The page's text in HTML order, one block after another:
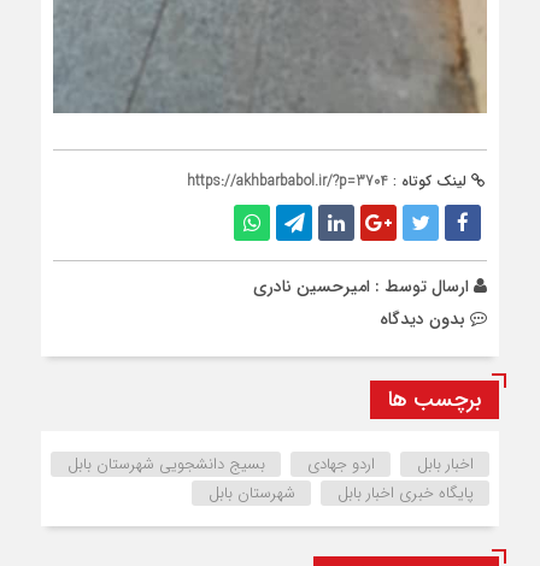
لینک کوتاه : https://akhbarbabol.ir/?p=3704
ارسال توسط : امیرحسین نادری
بدون دیدگاه
برچسب ها
اخبار بابل اردو جهادی
بسیج دانشجویی شهرستان بابل
پایگاه خبری اخبار بابل
شهرستان بابل